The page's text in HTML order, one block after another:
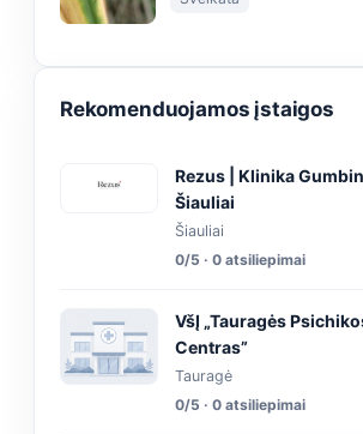
Rekomenduojamos įstaigos
Rezus | Klinika
Šiauliai
Šiauliai
0/5 · 0 atsiliepimai
VšĮ „Tauragės
Centras”
Tauragė
0/5 · 0 atsiliepimai